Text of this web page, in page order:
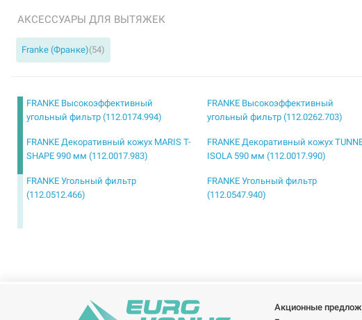
АКСЕССУАРЫ ДЛЯ ВЫТЯЖЕК
Franke (Франке)(54)
FRANKE Высокоэффективный
угольный фильтр (112.0174.994)
FRANKE Высокоэффективный
угольный фильтр (112.0262.703)
FRANKE Декоративный кожух MARIS T-
SHAPE 990 мм (112.0017.983)
FRANKE Декоративный кожух
ISOLA 590 мм (112.0017.990)
FRANKE Угольный фильтр
(112.0512.466)
FRANKE Угольный фильтр
(112.0547.940)
длительного использования
(112.0174.992)
Акционные